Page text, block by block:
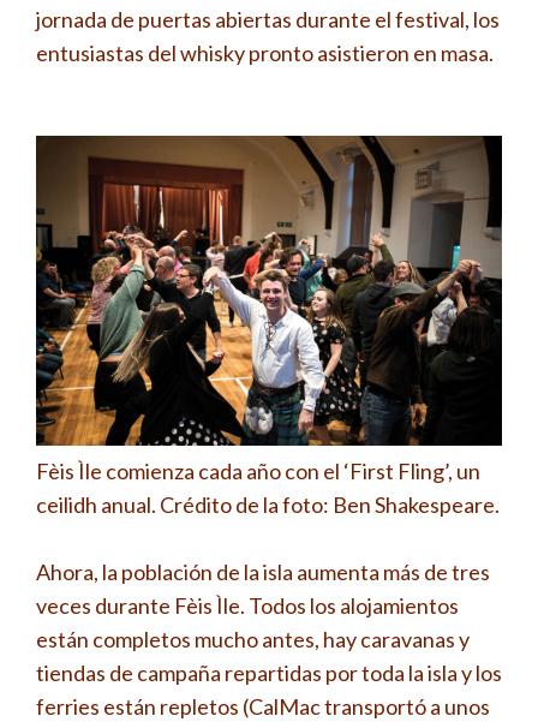
jornada de puertas abiertas durante el festival, los
entusiastas del whisky pronto asistieron en masa.
Fèis Ìle comienza cada año con el ‘First Fling’, un
ceilidh anual. Crédito de la foto: Ben Shakespeare.
Ahora, la población de la isla aumenta más de tres
veces durante Fèis Ìle. Todos los alojamientos
están completos mucho antes, hay caravanas y
tiendas de campaña repartidas por toda la isla y los
ferries están repletos (CalMac transportó a unos